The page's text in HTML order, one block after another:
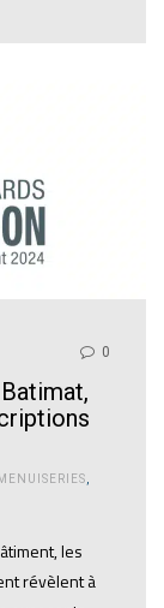
0
MENUISERIES,
les
révèlent à